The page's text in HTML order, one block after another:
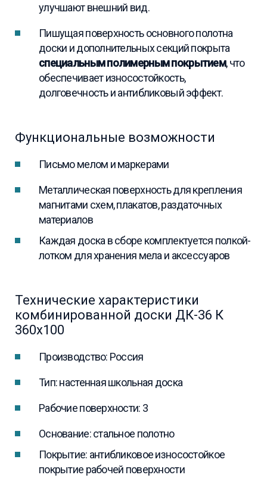
улучшают внешний вид.
Пишущая поверхность основного полотна
доски и дополнительных секций покрыта
специальным полимерным покрытием, что
обеспечивает износостойкость,
долговечность и антибликовый эффект.
Функциональные возможности
Письмо мелом и маркерами
Металлическая поверхность для крепления
магнитами схем, плакатов, раздаточных
материалов
Каждая доска в сборе комплектуется полкой-
лотком для хранения мела и аксессуаров
Технические характеристики
комбинированной доски ДК-36 К
360х100
Производство: Россия
Тип: настенная школьная доска
Рабочие поверхности: 3
Основание: стальное полотно
Покрытие: антибликовое износостойкое
покрытие рабочей поверхности